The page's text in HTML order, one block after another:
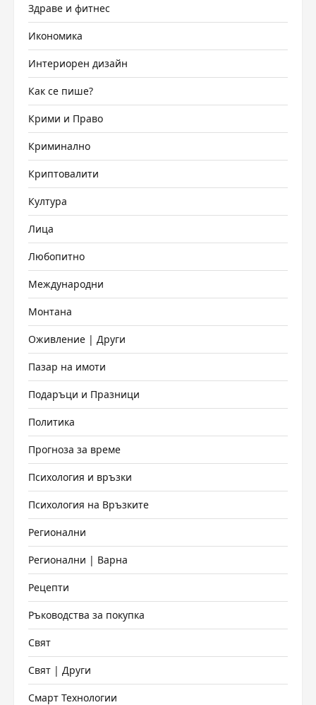
Здраве и фитнес
Икономика
Интериорен дизайн
Как се пише?
Крими и Право
Криминално
Криптовалити
Култура
Лица
Любопитно
Международни
Монтана
Оживление | Други
Пазар на имоти
Подаръци и Празници
Политика
Прогноза за време
Психология и връзки
Психология на Връзките
Регионални
Регионални | Варна
Рецепти
Ръководства за покупка
Свят
Свят | Други
Смарт Технологии